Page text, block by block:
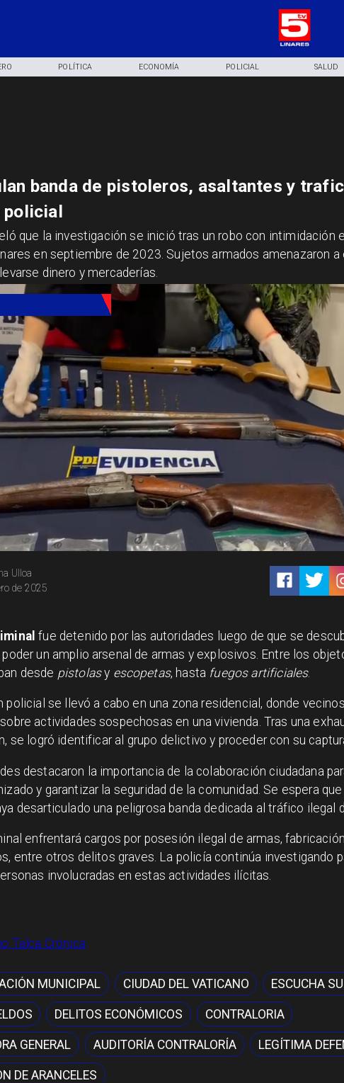
POLÍTICA ECONOMÍA POLICIAL SALUD
Ulloa
de 2025
banda de pistoleros, asaltantes y
policial
que la investigación se inició tras un robo con intimidación
en septiembre de 2023. Sujetos armados amenazaron a
dinero y mercaderías.
fue detenido por las autoridades luego de que se
un amplio arsenal de armas y explosivos. Entre los
desde pistolasy escopetas, hasta fuegos artificiales.
policial se llevó a cabo en una zona residencial, donde
actividades sospechosas en una vivienda. Tras una
se logró identificar al grupo delictivo y proceder con su
destacaron la importancia de la colaboración ciudadana
y garantizar la seguridad de la comunidad. Se espera
desarticulado una peligrosa banda dedicada al tráfico ilegal
enfrentará cargos por posesión ilegal de armas,
entre otros delitos graves. La policía continúa investigando
involucradas en estas actividades ilícitas.
Talca Crónica
MUNICIPAL CIUDAD DEL VATICANO ESCUCHA
DELITOS ECONÓMICOS CONTRALORIA
GENERAL AUDITORÍA CONTRALORÍA LEGÍTIMA
DE ARANCELES